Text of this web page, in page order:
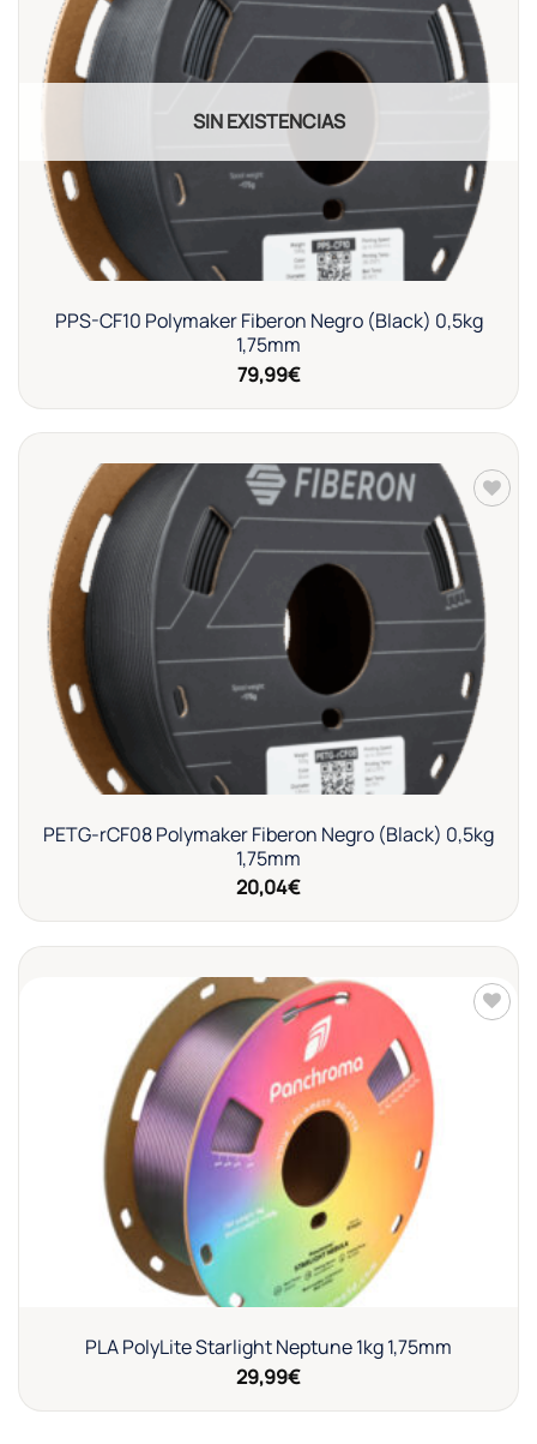
Añadir
a la
lista de
deseos
SIN EXISTENCIAS
PPS-CF10 Polymaker Fiberon Negro (Black) 0,5kg
1,75mm
79,99€
Añadir
a la
lista de
deseos
PETG-rCF08 Polymaker Fiberon Negro (Black) 0,5kg
1,75mm
20,04€
PLA PolyLite Starlight Neptune 1kg 1,75mm
29,99€